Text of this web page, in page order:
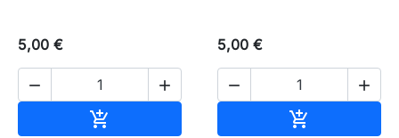
5,00 €
 

5,00 €
 
